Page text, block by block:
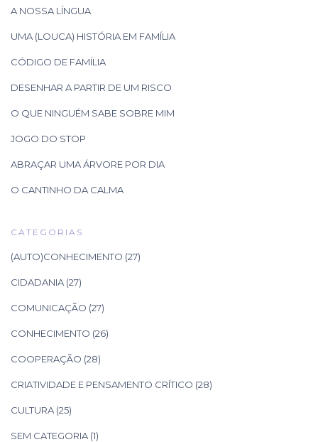
A NOSSA LÍNGUA
UMA (LOUCA) HISTÓRIA EM FAMÍLIA
CÓDIGO DE FAMÍLIA
DESENHAR A PARTIR DE UM RISCO
O QUE NINGUÉM SABE SOBRE MIM
JOGO DO STOP
ABRAÇAR UMA ÁRVORE POR DIA
O CANTINHO DA CALMA
CATEGORIAS
(AUTO)CONHECIMENTO (27)
CIDADANIA (27)
COMUNICAÇÃO (27)
CONHECIMENTO (26)
COOPERAÇÃO (28)
CRIATIVIDADE E PENSAMENTO CRÍTICO (28)
CULTURA (25)
SEM CATEGORIA (1)